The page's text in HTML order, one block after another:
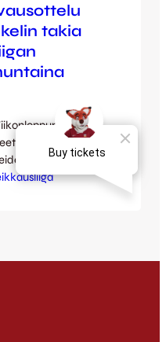
takia
lumihiutaleet
yöpakkasten
Jyväskylän